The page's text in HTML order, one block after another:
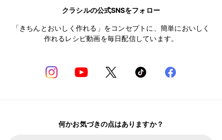
クラシルの公式SNSをフォロー
「きちんとおいしく作れる」をコンセプトに、簡単においしく
作れるレシピ動画を毎日配信しています。
何かお気づきの点はありますか？